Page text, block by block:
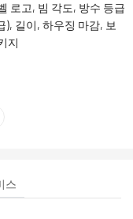
로고, 빔 각도, 방수 등급
), 길이, 하우징 마감, 보
지
스